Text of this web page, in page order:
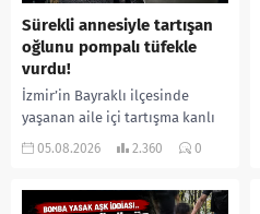
Sürekli annesiyle tartışan
oğlunu pompalı tüfekle
vurdu!
İzmir’in Bayraklı ilçesinde
yaşanan aile içi tartışma kanlı
bitti. İddiaya göre, uzun süredir
05.08.2026 2.360 0